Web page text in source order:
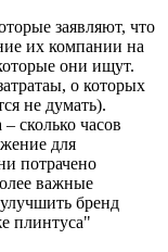
заявляют, что
их компании на
они ищут.
о которых
не думать).
сколько часов
для
потрачено
важные
бренд
плинтуса"